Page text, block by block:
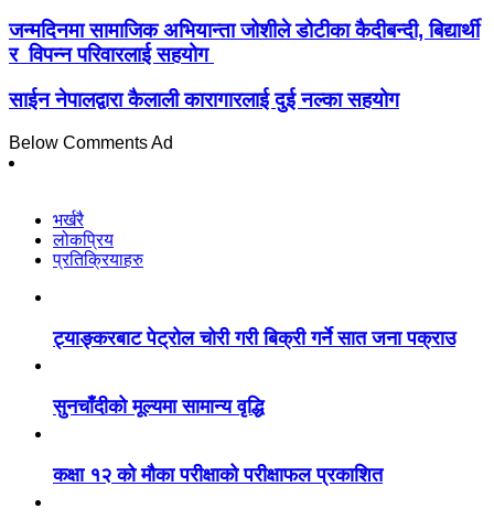
जन्मदिनमा सामाजिक अभियान्ता जोशीले डोटीका कैदीबन्दी, बिद्यार्थी
र विपन्न परिवारलाई सहयोग
साईन नेपालद्वारा कैलाली कारागारलाई दुई नल्का सहयोग
Below Comments Ad
भर्खरै
लोकप्रिय
प्रतिक्रियाहरु
ट्याङ्करबाट पेट्रोल चोरी गरी बिक्री गर्ने सात जना पक्राउ
सुनचाँदीको मूल्यमा सामान्य वृद्धि
कक्षा १२ को मौका परीक्षाको परीक्षाफल प्रकाशित